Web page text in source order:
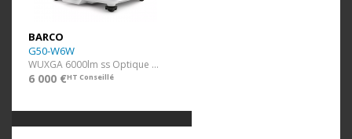
BARCO
G50-W6W
WUXGA 6000lm ss Optique Blanc
6 000 €HT Conseillé